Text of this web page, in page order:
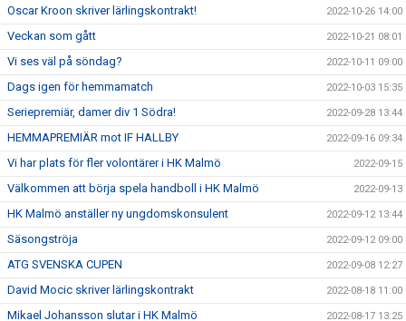
Oscar Kroon skriver lärlingskontrakt! 2022-10-26 14:00
Veckan som gått 2022-10-21 08:01
Vi ses väl på söndag? 2022-10-11 09:00
Dags igen för hemmamatch 2022-10-03 15:35
Seriepremiär, damer div 1 Södra! 2022-09-28 13:44
HEMMAPREMIÄR mot IF HALLBY 2022-09-16 09:34
Vi har plats för fler volontärer i HK Malmö 2022-09-15
Välkommen att börja spela handboll i HK Malmö 2022-09-13
HK Malmö anställer ny ungdomskonsulent 2022-09-12 13:44
Säsongströja 2022-09-12 09:00
ATG SVENSKA CUPEN 2022-09-08 12:27
David Mocic skriver lärlingskontrakt 2022-08-18 11:00
Mikael Johansson slutar i HK Malmö 2022-08-17 13:25